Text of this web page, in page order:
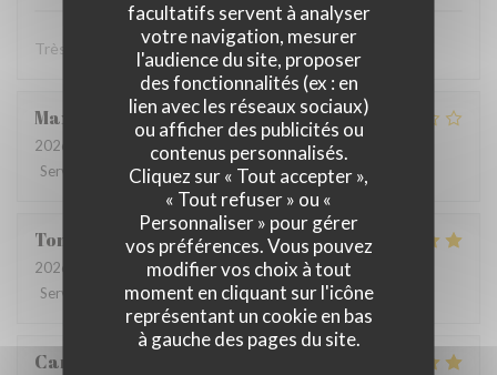
facultatifs servent à analyser
votre navigation, mesurer
l'audience du site, proposer
des fonctionnalités (ex : en
lien avec les réseaux sociaux)
ou afficher des publicités ou
contenus personnalisés.
Cliquez sur « Tout accepter »,
« Tout refuser » ou «
Personnaliser » pour gérer
vos préférences. Vous pouvez
modifier vos choix à tout
moment en cliquant sur l'icône
représentant un cookie en bas
à gauche des pages du site.
Très bon accueil ! Plat excellent .. Cadre magnifique
Maxime
2026-08-01
- 20:00 - Couverts 3
Service
Ambiance:3/5 Cuisine :2/5 Qualité / Prix
Tom
2026-08-03
- 21:00 - Couverts 2
Service
Ambiance: 5/5 Cuisine:5/5 Qualité / Prix
Caroline